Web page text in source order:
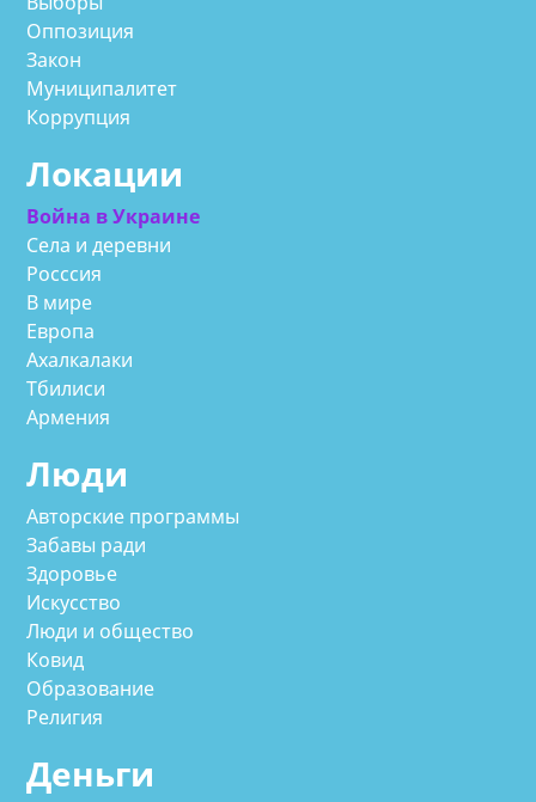
Оппозиция
Закон
Муниципалитет
Коррупция
Локации
Война в Украине
Села и деревни
Росссия
В мире
Европа
Ахалкалаки
Тбилиси
Армения
Люди
Авторские программы
Забавы ради
Здоровье
Искусство
Люди и общество
Ковид
Образование
Религия
Деньги